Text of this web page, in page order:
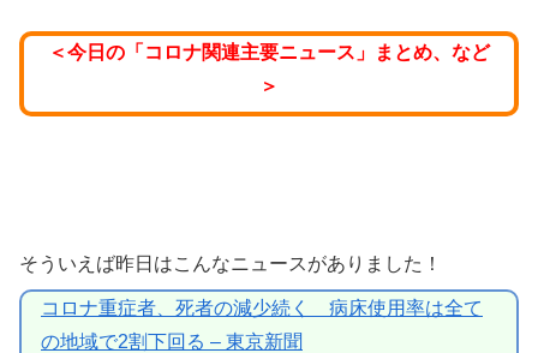
＜今日の「コロナ関連主要ニュース」まとめ、など
＞
そういえば昨日はこんなニュースがありました！
コロナ重症者、死者の減少続く 病床使用率は全て
の地域で2割下回る – 東京新聞